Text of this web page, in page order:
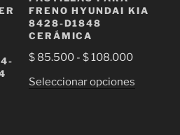
de
FRENO HYUNDAI KIA
8428-D1848
CERÁMICA
$85.500 - $108.000Rango
precios:
Seleccionar opcionesEste